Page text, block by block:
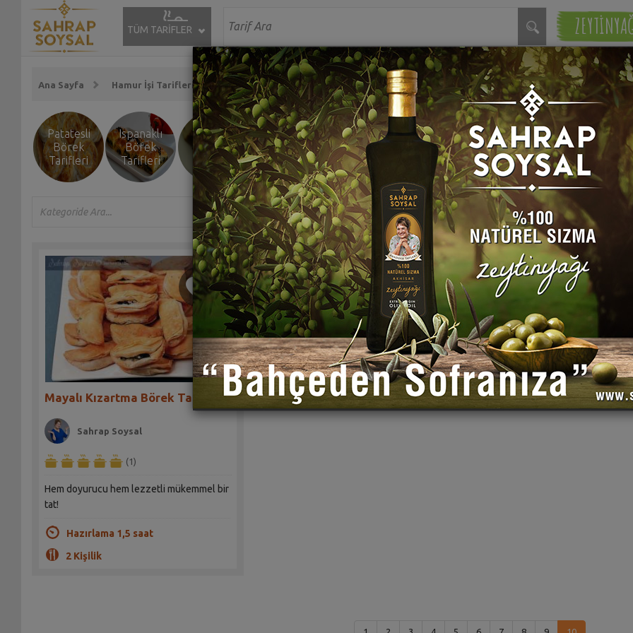
TÜM TARİFLER
Ana Sayfa Hamur İşi Tarifleri Börek Tarifleri
Patatesli
Börek
Tarifleri
Ispanaklı
Börek
Tarifleri
Peynirli
Börek
Tarifleri
Kıymalı
Börek
Tarifleri
Açma Börek
Tarifleri
Yufkadan
Börek
Tarifleri
Mayalı Kızartma Börek Tarifi
Sahrap Soysal
(1)
Hem doyurucu hem lezzetli mükemmel bir
tat!
Hazırlama 1,5 saat
2 Kişilik